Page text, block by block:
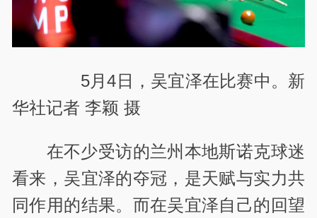
5月4日，吴宜泽在比赛中。新
华社记者 李颖 摄
在不少受访的兰州本地斯诺克球迷
看来，吴宜泽的夺冠，是天赋与实力共
同作用的结果。而在吴宜泽自己的回望